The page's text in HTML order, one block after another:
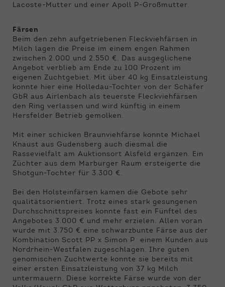
Lacoste-Mutter und einer Apoll P-Großmutter.
Färsen
Beim den zehn aufgetriebenen Fleckviehfärsen in
Milch lagen die Preise im einem engen Rahmen
zwischen 2.000 und 2.550 €. Das ausgeglichene
Angebot verblieb am Ende zu 100 Prozent im
eigenen Zuchtgebiet. Mit über 40 kg Einsatzleistung
konnte hier eine Holledau-Tochter von der Schäfer
GbR aus Airlenbach als teuerste Fleckviehfärsen
den Ring verlassen und wird künftig in einem
Hersfelder Betrieb gemolken.
Mit einer schicken Braunviehfärse konnte Michael
Knaust aus Gudensberg auch diesmal die
Rassevielfalt am Auktionsort Alsfeld ergänzen. Ein
Züchter aus dem Marburger Raum ersteigerte die
Shotgun-Tochter für 3.300 €.
Bei den Holsteinfärsen kamen die Gebote sehr
qualitätsorientiert. Trotz eines stark gesungenen
Durchschnittspreises konnte fast ein Fünftel des
Angebotes 3.000 € und mehr erzielen. Allen voran
wurde mit 3.750 € eine schwarzbunte Färse aus der
Kombination Scott PP x Simon P einem Kunden aus
Nordrhein-Westfalen zugeschlagen. Ihre guten
genomischen Zuchtwerte konnte sie bereits mit
einer ersten Einsatzleistung von 37 kg Milch
untermauern. Diese korrekte Färse wurde von der